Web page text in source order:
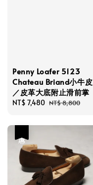
Penny Loafer 5123
Chateau Briand小牛皮
／皮革大底附止滑前掌
Sale
NT$ 7,480 Regular
NT$ 8,800